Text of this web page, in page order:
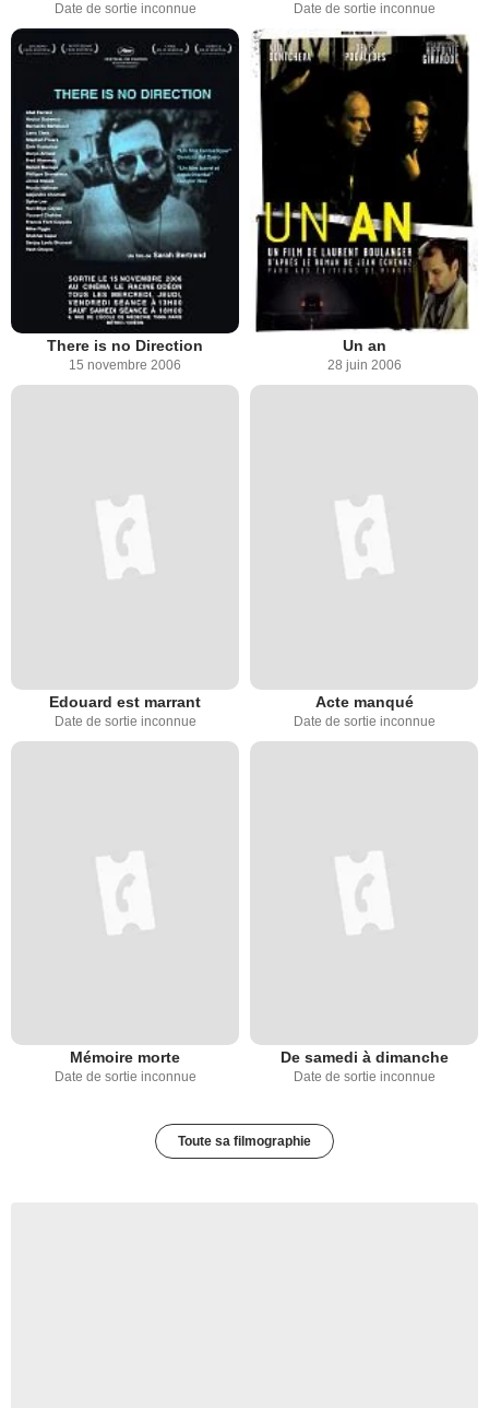
Date de sortie inconnue Date de sortie inconnue
There is no Direction
15 novembre 2006
Un an
28 juin 2006
Edouard est marrant
Date de sortie inconnue
Acte manqué
Date de sortie inconnue
Mémoire morte
Date de sortie inconnue
De samedi à dimanche
Date de sortie inconnue
Toute sa filmographie